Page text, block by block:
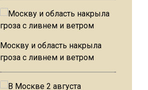
Москву и область накрыла
гроза с ливнем и ветром